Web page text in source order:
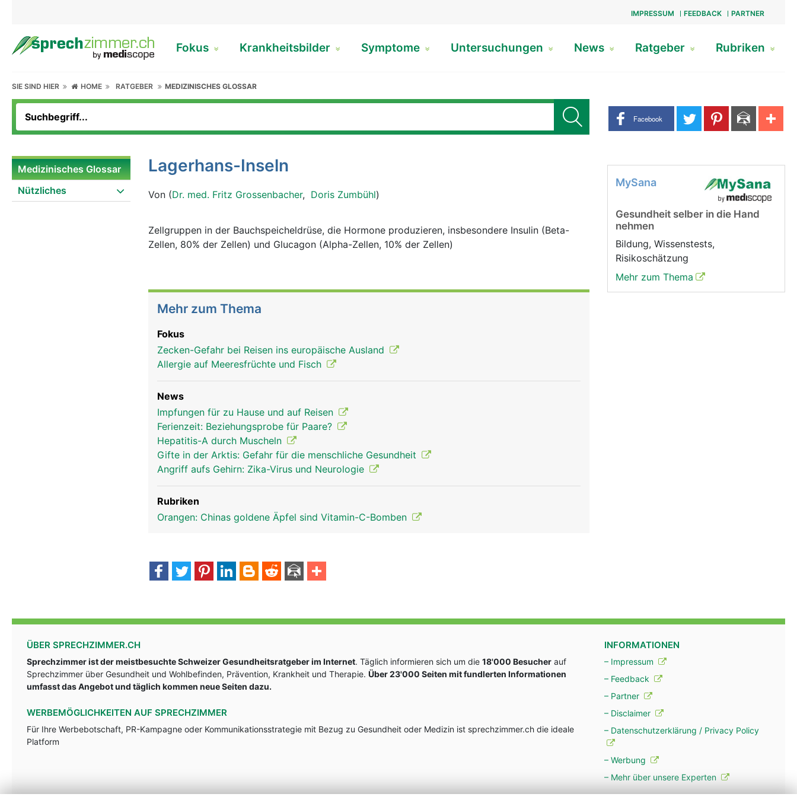
IMPRESSUM FEEDBACK PARTNER
Fokus Krankheitsbilder Symptome Untersuchungen News Ratgeber Rubriken
SIE SIND HIER HOME RATGEBER MEDIZINISCHES GLOSSAR
Share buttons
Facebook
Medizinisches Glossar
Nützliches
Lagerhans-Inseln
Von (Dr. med. Fritz Grossenbacher, Doris Zumbühl)
Zellgruppen in der Bauchspeicheldrüse, die Hormone produzieren, insbesondere Insulin (Beta-
Zellen, 80% der Zellen) und Glucagon (Alpha-Zellen, 10% der Zellen)
Mehr zum Thema
Fokus
Zecken-Gefahr bei Reisen ins europäische Ausland
Allergie auf Meeresfrüchte und Fisch
News
Impfungen für zu Hause und auf Reisen
Ferienzeit: Beziehungsprobe für Paare?
Hepatitis-A durch Muscheln
Gifte in der Arktis: Gefahr für die menschliche Gesundheit
Angriff aufs Gehirn: Zika-Virus und Neurologie
Rubriken
Orangen: Chinas goldene Äpfel sind Vitamin-C-Bomben
MySana
Gesundheit selber in die Hand
nehmen
Bildung, Wissenstests,
Risikoschätzung
Mehr zum Thema
ÜBER SPRECHZIMMER.CH
Sprechzimmer ist der meistbesuchte Schweizer Gesundheitsratgeber im Internet. Täglich informieren sich um die 18'000 Besucher auf
Sprechzimmer über Gesundheit und Wohlbefinden, Prävention, Krankheit und Therapie. Über 23'000 Seiten mit fundlerten Informationen
umfasst das Angebot und täglich kommen neue Seiten dazu.
WERBEMÖGLICHKEITEN AUF SPRECHZIMMER
Für Ihre Werbebotschaft, PR-Kampagne oder Kommunikationsstrategie mit Bezug zu Gesundheit oder Medizin ist sprechzimmer.ch die ideale
Platform
INFORMATIONEN
– Impressum
– Feedback
– Partner
– Disclaimer
– Datenschutzerklärung / Privacy Policy
– Werbung
– Mehr über unsere Experten